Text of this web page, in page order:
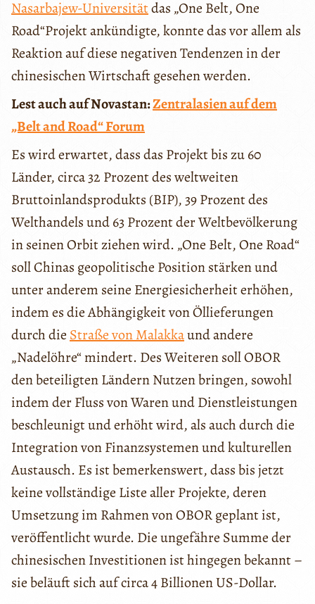
Nasarbajew-Universitätdas „One Belt, One
Road“Projekt ankündigte, konnte das vor allem als
Reaktion auf diese negativen Tendenzen in der
chinesischen Wirtschaft gesehen werden.
Lest auch auf Novastan:Zentralasien auf dem
„Belt and Road“ Forum
Es wird erwartet, dass das Projekt bis zu 60
Länder, circa 32 Prozent des weltweiten
Bruttoinlandsprodukts (BIP), 39 Prozent des
Welthandels und 63 Prozent der Weltbevölkerung
in seinen Orbit ziehen wird. „One Belt, One Road“
soll Chinas geopolitische Position stärken und
unter anderem seine Energiesicherheit erhöhen,
indem es die Abhängigkeit von Öllieferungen
durch die Straße von Malakkaund andere
„Nadelöhre“ mindert. Des Weiteren soll OBOR
den beteiligten Ländern Nutzen bringen, sowohl
indem der Fluss von Waren und Dienstleistungen
beschleunigt und erhöht wird, als auch durch die
Integration von Finanzsystemen und kulturellen
Austausch. Es ist bemerkenswert, dass bis jetzt
keine vollständige Liste aller Projekte, deren
Umsetzung im Rahmen von OBOR geplant ist,
veröffentlicht wurde. Die ungefähre Summe der
chinesischen Investitionen ist hingegen bekannt –
sie beläuft sich auf circa 4 Billionen US-Dollar.